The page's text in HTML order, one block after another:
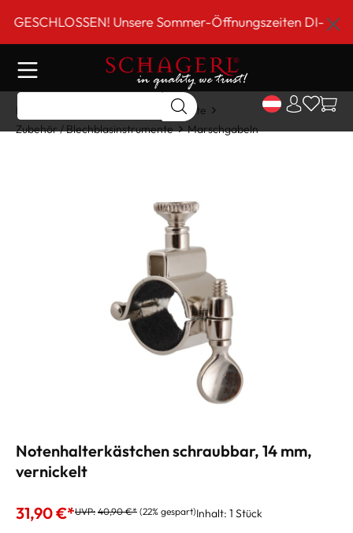
springenUnsere Sommer-Öffnungszeiten DI-FR 9
Home
Blechblasinstrumente
Zubehör / Blechblasinstrumente
Marschgabeln
Notenhalterkästchen schraubbar, 14 mm,
vernickelt
31,90 €*UVP: 40,90 €* (22% gespart)Inhalt: 1 Stück